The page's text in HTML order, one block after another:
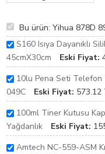
Bu ürün: Yihua 878D
S160 Isıya Dayanıklı
45cmX30cm
Eski Fiyat:
10lu Pena Seti Telefon
049C
Eski Fiyat: 573.12
100ml Tiner Kutusu
Yağdanlık
Eski Fiyat:
Amtech NC-559-ASM